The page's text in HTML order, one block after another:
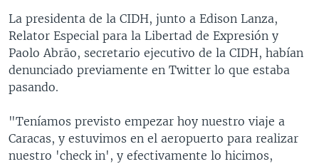
La presidenta de la CIDH, junto a Edison Lanza,
Relator Especial para la Libertad de Expresión y
Paolo Abrāo, secretario ejecutivo de la CIDH, habían
denunciado previamente en Twitter lo que estaba
pasando.
"Teníamos previsto empezar hoy nuestro viaje a
Caracas, y estuvimos en el aeropuerto para realizar
nuestro 'check in', y efectivamente lo hicimos,